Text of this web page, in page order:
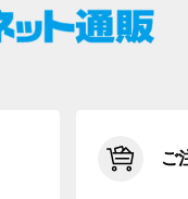
ご